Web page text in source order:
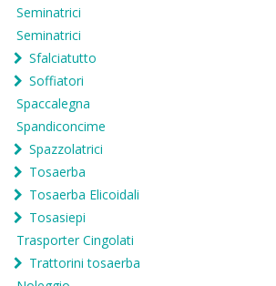
Seminatrici
Seminatrici
Sfalciatutto
Soffiatori
Spaccalegna
Spandiconcime
Spazzolatrici
Tosaerba
Tosaerba Elicoidali
Tosasiepi
Trasporter Cingolati
Trattorini tosaerba